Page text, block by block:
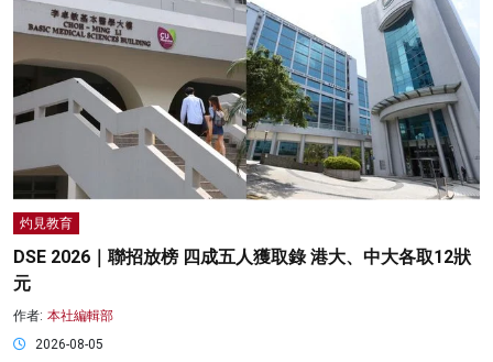
灼見教育
DSE 2026｜聯招放榜 四成五人獲取錄 港大、中大各取12狀
元
作者: 本社編輯部
2026-08-05